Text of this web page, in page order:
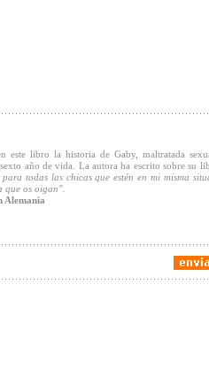
este libro la historia de Gaby, maltratada
año de vida. La autora ha escrito sobre su
todas las chicas que estén en mi misma
que os oigan".
Alemania